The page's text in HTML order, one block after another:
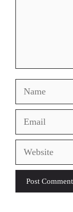
Name
Email
Website